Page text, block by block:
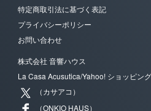
特定商取引法に基づく表記
プライバシーポリシー
お問い合わせ
株式会社 音響ハウス
La Casa Acusutica/Yahoo! ショッピン
（カサアコ）
（ONKIO HAUS）